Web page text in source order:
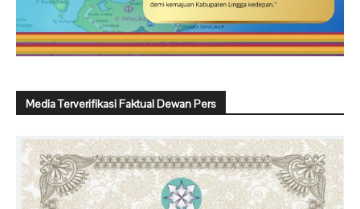
Media Terverifikasi Faktual Dewan Pers